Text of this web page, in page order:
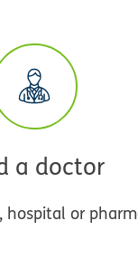
a doctor
hospital or